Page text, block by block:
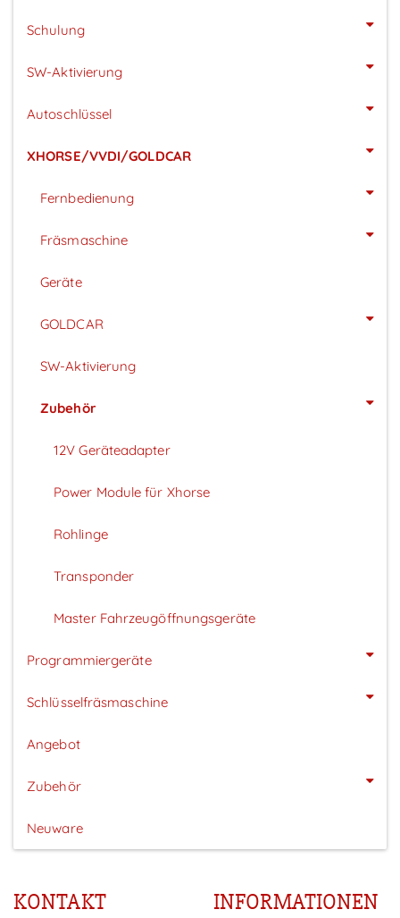
Schulung
SW-Aktivierung
Autoschlüssel
XHORSE/VVDI/GOLDCAR
Fernbedienung
Fräsmaschine
Geräte
GOLDCAR
SW-Aktivierung
Zubehör
12V Geräteadapter
Power Module für Xhorse
Rohlinge
Transponder
Master Fahrzeugöffnungsgeräte
Programmiergeräte
Schlüsselfräsmaschine
Angebot
Zubehör
Neuware
KONTAKT INFORMATIONEN